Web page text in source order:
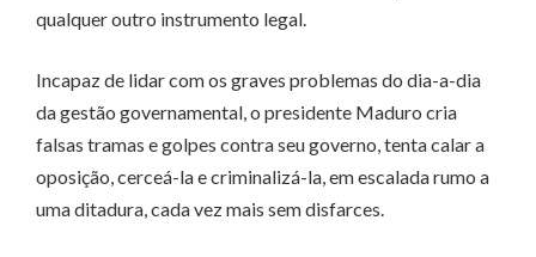
qualquer outro instrumento legal.
Incapaz de lidar com os graves problemas do dia-a-dia
da gestão governamental, o presidente Maduro cria
falsas tramas e golpes contra seu governo, tenta calar a
oposição, cerceá-la e criminalizá-la, em escalada rumo a
uma ditadura, cada vez mais sem disfarces.